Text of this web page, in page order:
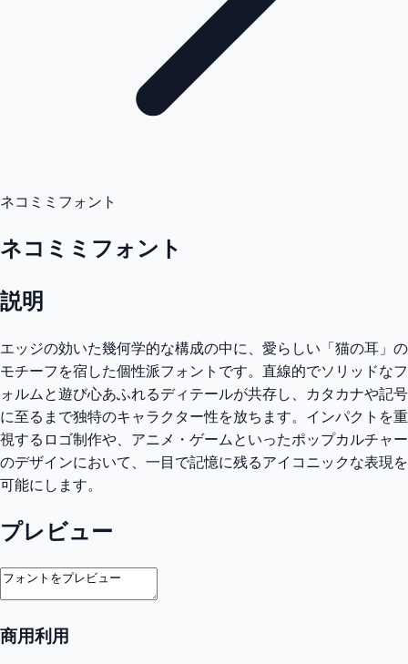
ネコミミフォント
ネコミミフォント
説明
エッジの効いた幾何学的な構成の中に、愛らしい「猫の耳」の
モチーフを宿した個性派フォントです。直線的でソリッドなフ
ォルムと遊び心あふれるディテールが共存し、カタカナや記号
に至るまで独特のキャラクター性を放ちます。インパクトを重
視するロゴ制作や、アニメ・ゲームといったポップカルチャー
のデザインにおいて、一目で記憶に残るアイコニックな表現を
可能にします。
プレビュー
商用利用